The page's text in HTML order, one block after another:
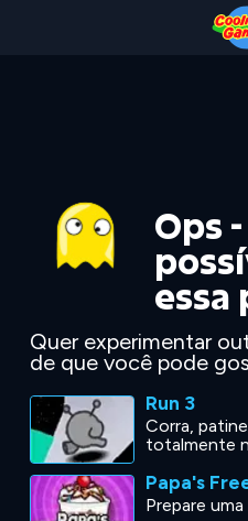
Ops
essa
Quer experimentar
de que você pode
Run 3
Corra,
totalmente
Papa's
Prepare